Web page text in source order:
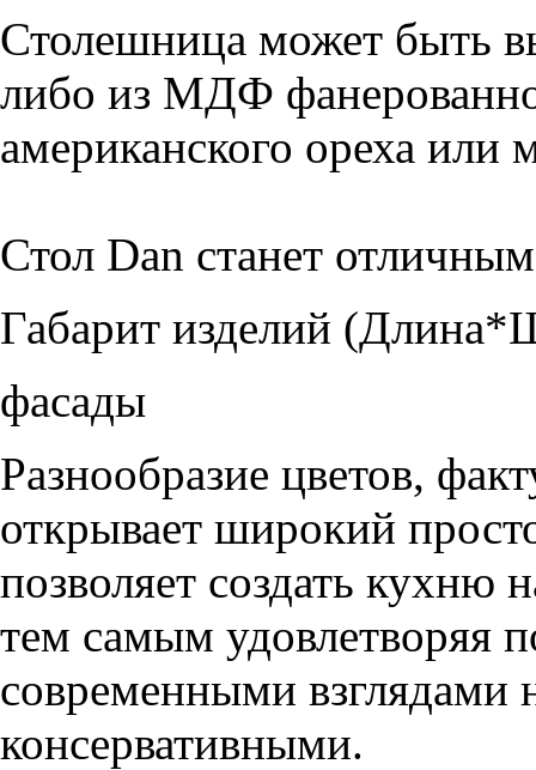
Столешница может быть
либо из МДФ
американского ореха или
Стол Dan станет
Габарит изделий
фасады
Разнообразие цветов,
открывает широкий
позволяет создать кухню
тем самым удовлетворяя
современными взглядами
консервативными.